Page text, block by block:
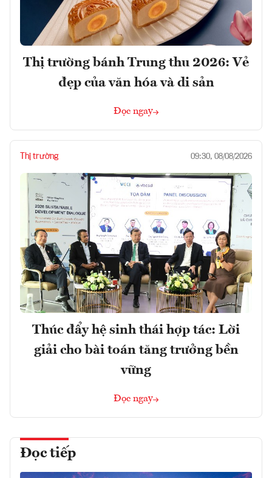
Thị trường bánh Trung thu 2026: Vẻ
đẹp của văn hóa và di sản
Đọc ngay
Thị trường 09:30, 08/08/2026
Thúc đẩy hệ sinh thái hợp tác: Lời
giải cho bài toán tăng trưởng bền
vững
Đọc ngay
Đọc tiếp